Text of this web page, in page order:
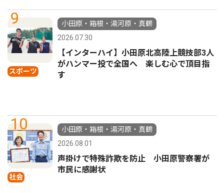
9
スポーツ
小田原・箱根・湯河原・真鶴
2026.07.30
【インターハイ】小田原北高陸上競技部3人
がハンマー投で全国へ 楽しむ心で頂目指
す
10
社会
小田原・箱根・湯河原・真鶴
2026.08.01
声掛けで特殊詐欺を防止 小田原警察署が
市民に感謝状